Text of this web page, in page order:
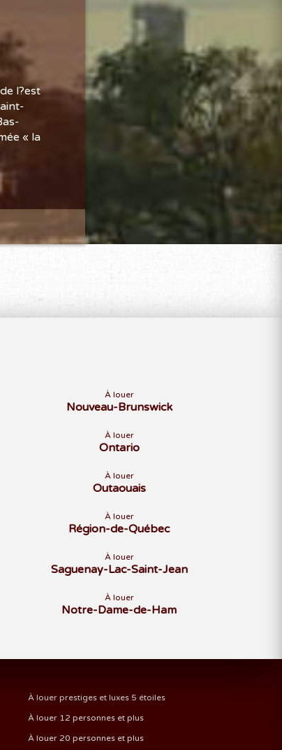
l?est
« la
À louer
Nouveau-Brunswick
À louer
Ontario
À louer
Outaouais
À louer
Région-de-Québec
À louer
Saguenay-Lac-Saint-Jean
À louer
Notre-Dame-de-Ham
À louer prestiges et luxes 5 étoiles
À louer 12 personnes et plus
À louer 20 personnes et plus